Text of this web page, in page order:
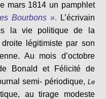
mars 1814 un pamphlet
Bourbons ». L’écrivain
la vie politique de la
légitimiste par son
Au mois d’octobre
Bonald et Félicité de
semi- périodique, Le
au tirage modeste